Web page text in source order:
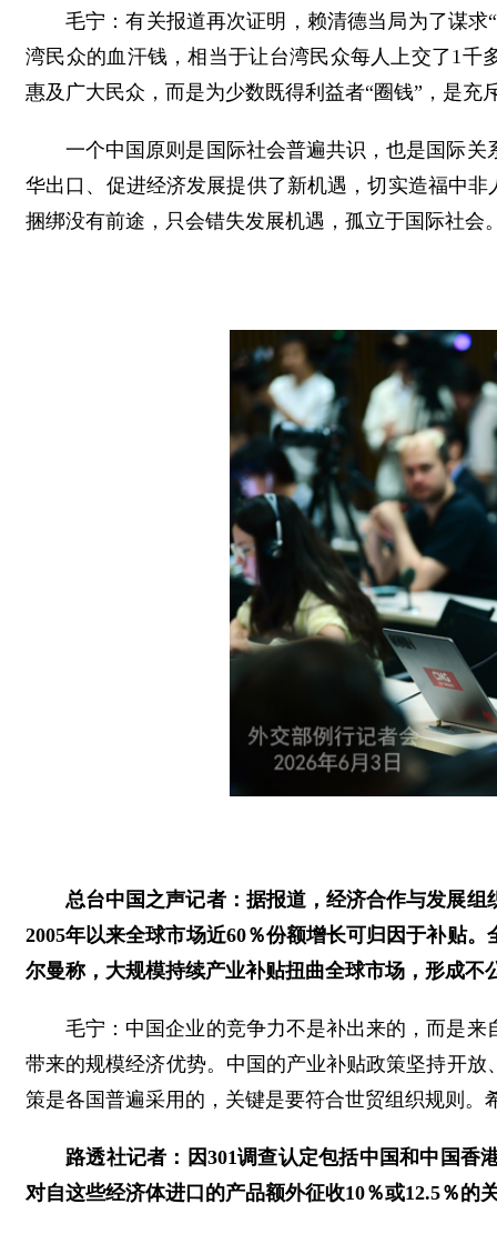
毛宁：有关报道再次证明，赖清德当局为了谋
湾民众的血汗钱，相当于让台湾民众每人上交了1千
惠及广大民众，而是为少数既得利益者“圈钱”，是充
一个中国原则是国际社会普遍共识，也是国际
华出口、促进经济发展提供了新机遇，切实造福中
捆绑没有前途，只会错失发展机遇，孤立于国际社会
总台中国之声记者：据报道，经济合作与发展
2005年以来全球市场近60％份额增长可归因于补贴
尔曼称，大规模持续产业补贴扭曲全球市场，形成
毛宁：中国企业的竞争力不是补出来的，而是
带来的规模经济优势。中国的产业补贴政策坚持开
策是各国普遍采用的，关键是要符合世贸组织规则
路透社记者：因301调查认定包括中国和中国香
对自这些经济体进口的产品额外征收10％或12.5％